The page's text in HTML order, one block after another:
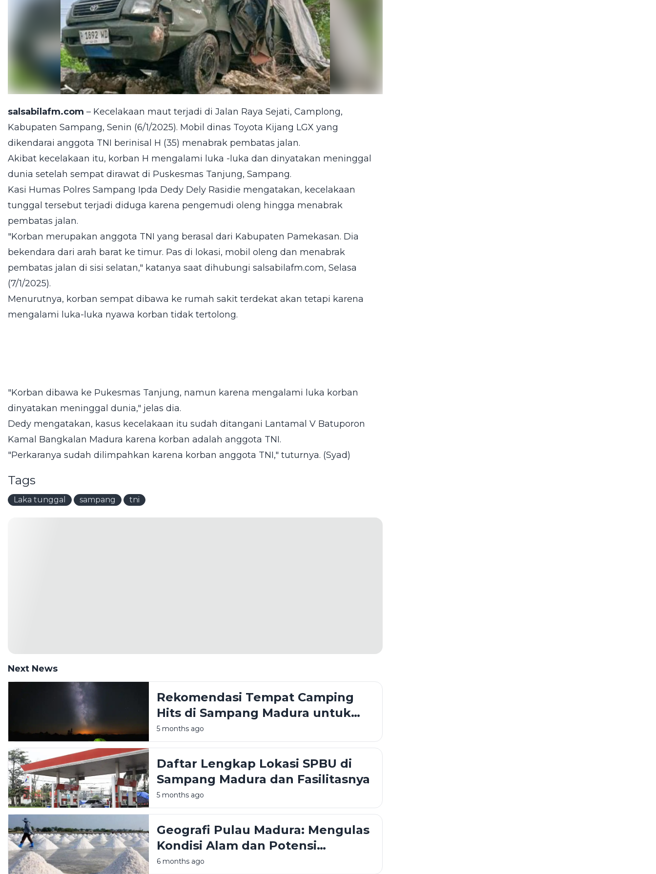
salsabilafm.com – Kecelakaan maut terjadi di Jalan Raya Sejati, Camplong,
Kabupaten Sampang, Senin (6/1/2025). Mobil dinas Toyota Kijang LGX yang
dikendarai anggota TNI berinisal H (35) menabrak pembatas jalan.
Akibat kecelakaan itu, korban H mengalami luka -luka dan dinyatakan meninggal
dunia setelah sempat dirawat di Puskesmas Tanjung, Sampang.
Kasi Humas Polres Sampang Ipda Dedy Dely Rasidie mengatakan, kecelakaan
tunggal tersebut terjadi diduga karena pengemudi oleng hingga menabrak
pembatas jalan.
"Korban merupakan anggota TNI yang berasal dari Kabupaten Pamekasan. Dia
bekendara dari arah barat ke timur. Pas di lokasi, mobil oleng dan menabrak
pembatas jalan di sisi selatan," katanya saat dihubungi salsabilafm.com, Selasa
(7/1/2025).
Menurutnya, korban sempat dibawa ke rumah sakit terdekat akan tetapi karena
mengalami luka-luka nyawa korban tidak tertolong.
"Korban dibawa ke Pukesmas Tanjung, namun karena mengalami luka korban
dinyatakan meninggal dunia," jelas dia.
Dedy mengatakan, kasus kecelakaan itu sudah ditangani Lantamal V Batuporon
Kamal Bangkalan Madura karena korban adalah anggota TNI.
"Perkaranya sudah dilimpahkan karena korban anggota TNI," tuturnya. (Syad)
Tags
Laka tunggal sampang tni
Next News
Rekomendasi Tempat Camping
Hits di Sampang Madura untuk
Liburan Akhir Pekan
5 months ago
Daftar Lengkap Lokasi SPBU di
Sampang Madura dan Fasilitasnya
5 months ago
Geografi Pulau Madura: Mengulas
Kondisi Alam dan Potensi
Produksi Garam Nasional
6 months ago